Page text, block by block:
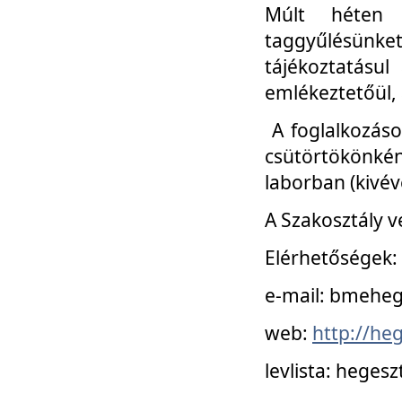
Múlt héten
emlékeztetőül,
A
laborban
A Szakosztály
Elérhetőségek:
e-mail:
web: http://
levlista: